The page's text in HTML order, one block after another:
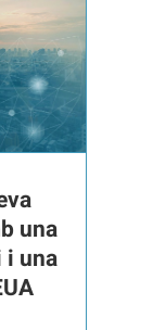
una
i una